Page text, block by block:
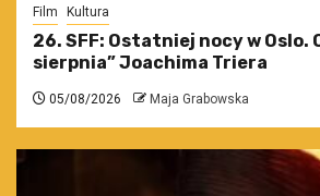
Film Kultura
26. SFF: Ostatniej nocy w Oslo.
sierpnia” Joachima Triera
05/08/2026 Maja Grabowska